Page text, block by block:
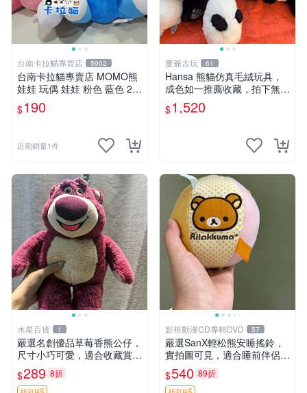
台南卡拉貓專賣店 5902
台南卡拉貓專賣店 MOMO熊
娃娃 玩偶 娃娃 粉色 藍色 2色
分售
$190
近期銷量1件
董爺古玩 61
Hansa 熊貓仿真毛絨玩具，
成色如一推薦收藏，拍下無疑
心 熊貓 毛絨玩具 收藏
$1,520
水星百貨 1
嚴選名創優品草莓香熊公仔，
尺寸小巧可愛，適合收藏賞玩
30cm 玩具 公仔 草莓熊
$289 8折
影視動漫CD專輯DVD 57
嚴選SanX輕松熊安睡搖鈴，
實拍圖可見，適合睡前伴侶，
Picks安撫好物 0325 懸吊 電
腦
$540 89折